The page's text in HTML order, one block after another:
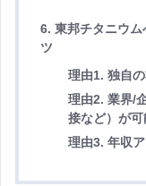
6. 東邦チタニウ
ツ
理由1. 独自
理由2. 業界/
接など）が可
理由3. 年収